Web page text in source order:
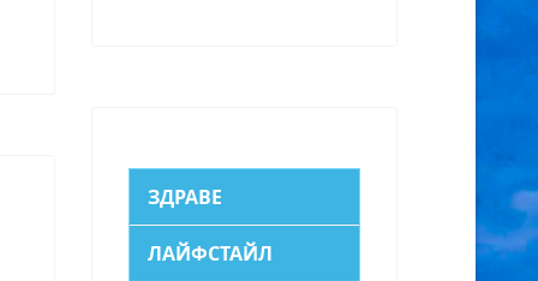
ЗДРАВЕ
ЛАЙФСТАЙЛ